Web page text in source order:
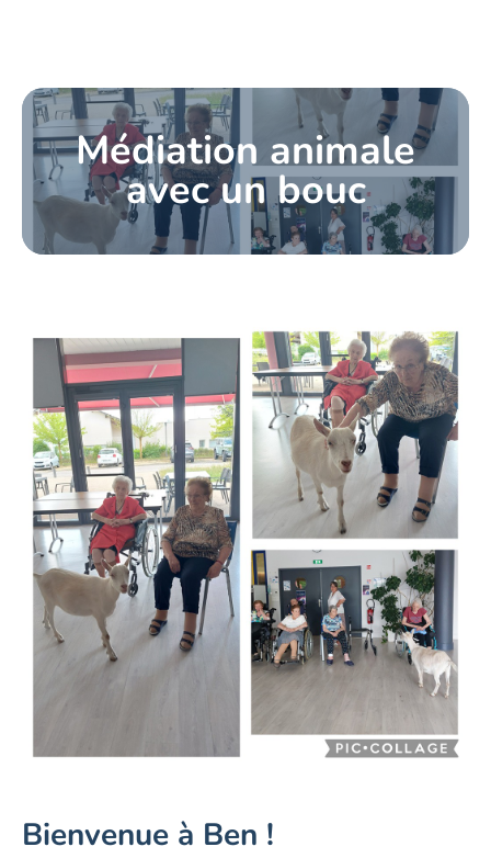
Médiation animale
avec un bouc
Bienvenue à Ben !